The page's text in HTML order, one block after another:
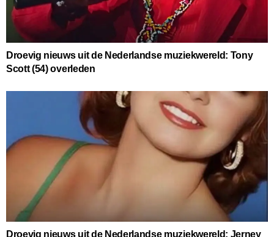
Droevig nieuws uit de Nederlandse muziekwereld: Tony
Scott (54) overleden
Droevig nieuws uit de Nederlandse muziekwereld: Jerney